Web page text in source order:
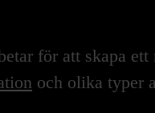
för att skapa
och olika typer